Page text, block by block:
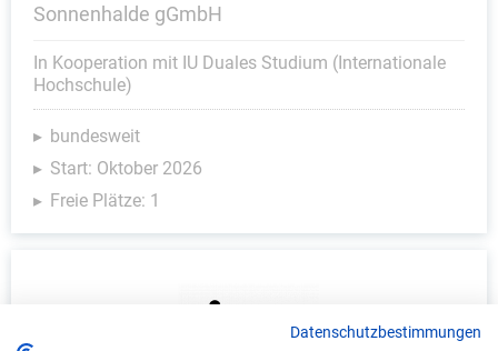
Sonnenhalde gGmbH
In Kooperation mit IU Duales Studium (Internationale
Hochschule)
bundesweit
Start: Oktober 2026
Freie Plätze: 1
Datenschutzbestimmungen